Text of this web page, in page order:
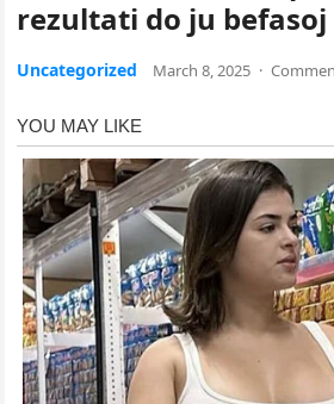
rezultati do ju befasoj
Uncategorized March 8, 2025 ·